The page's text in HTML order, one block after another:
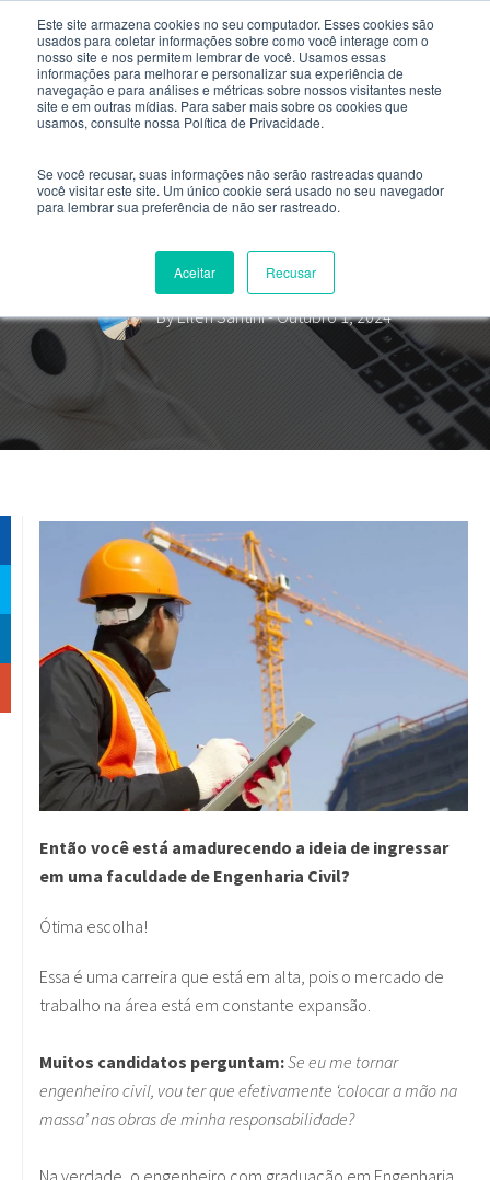
Este site armazena cookies no seu computador. Esses cookies são
usados ​​para coletar informações sobre como você interage com o
nosso site e nos permitem lembrar de você. Usamos essas
informações para melhorar e personalizar sua experiência de
navegação e para análises e métricas sobre nossos visitantes neste
site e em outras mídias. Para saber mais sobre os cookies que
usamos, consulte nossa Política de Privacidade.
Se você recusar, suas informações não serão rastreadas quando
você visitar este site. Um único cookie será usado no seu navegador
para lembrar sua preferência de não ser rastreado.
Aceitar Recusar
colocar a mão na massa?
ByEllen Santini- Outubro 1, 2024
Então você está amadurecendo a ideia de ingressar
em uma faculdade de Engenharia Civil?
Ótima escolha!
Essa é uma carreira que está em alta, pois o mercado de
trabalho na área está em constante expansão.
Muitos candidatos perguntam:Se eu me tornar
engenheiro civil, vou ter que efetivamente ‘colocar a mão na
massa’ nas obras de minha responsabilidade?
Na verdade, o engenheiro com graduação em Engenharia